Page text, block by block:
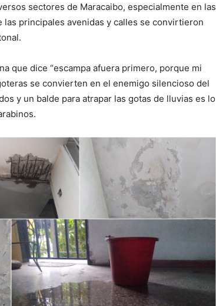
sectores de Maracaibo, especialmente en las
las principales avenidas y calles se convirtieron
que dice “escampa afuera primero, porque mi
se convierten en el enemigo silencioso del
y un balde para atrapar las gotas de lluvias es lo